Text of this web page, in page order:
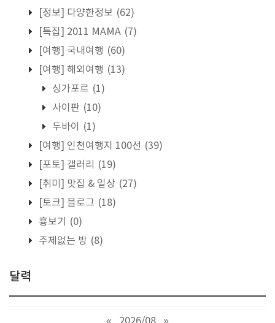
[정보] 다양한정보 (62)
[특집] 2011 MAMA (7)
[여행] 국내여행 (60)
[여행] 해외여행 (13)
싱가포르 (1)
사이판 (10)
두바이
(1)
[여행] 인천여행지 100선 (39)
[포토] 갤러리
(19)
[취미] 맛집 & 일상 (27)
[토크] 블로그 (18)
흉보기
(0)
주제없는 방 (8)
달력